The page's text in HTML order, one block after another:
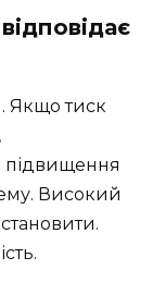
Якщо тиск
підвищення
Високий